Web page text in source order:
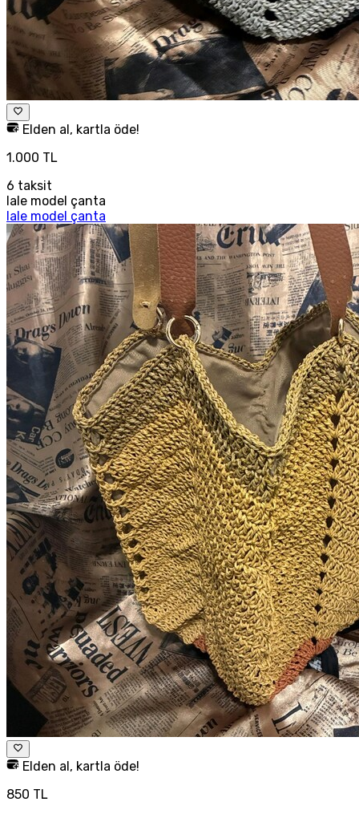
Elden al, kartla öde!
1.000 TL
6 taksit
lale model çanta
lale model çanta
Elden al, kartla öde!
850 TL